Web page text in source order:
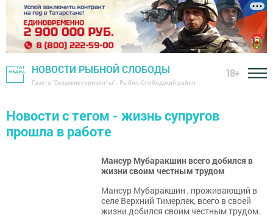
НОВОСТИ РЫБНОЙ СЛОБОДЫ
Газета "Сельские горизонты" - Рыбно-Слободский район
18+
Новости с тегом - жизнь супругов
прошла в работе
Мансур Мубаракшин всего добился в
жизни своим честным трудом
Мансур Мубаракшин , проживающий в
селе Верхний Тимерлек, всего в своей
жизни добился своим честным трудом.